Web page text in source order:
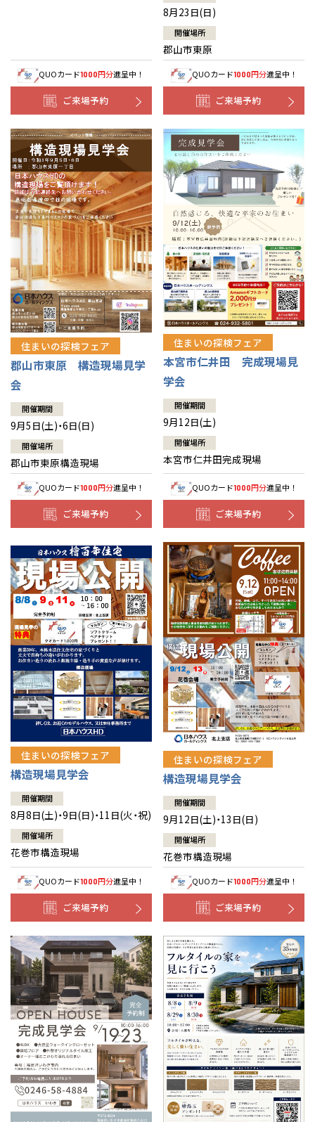
QUOカード1000円分進呈中！
ご来場予約
8月23日(日)
開催場所
郡山市東原
QUOカード1000円分進呈中！
ご来場予約
住まいの探検フェア
郡山市東原 構造現場見学
会
開催期間
9月5日(土)・6日(日)
開催場所
郡山市東原構造現場
QUOカード1000円分進呈中！
ご来場予約
住まいの探検フェア
本宮市仁井田 完成現場見
学会
開催期間
9月12日(土)
開催場所
本宮市仁井田完成現場
QUOカード1000円分進呈中！
ご来場予約
住まいの探検フェア
構造現場見学会
開催期間
8月8日(土)・9日(日)・11日(火・祝)
開催場所
花巻市構造現場
QUOカード1000円分進呈中！
ご来場予約
住まいの探検フェア
構造現場見学会
開催期間
9月12日(土)・13日(日)
開催場所
花巻市構造現場
QUOカード1000円分進呈中！
ご来場予約